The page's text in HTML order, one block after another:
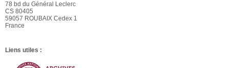
78 bd du Général Leclerc
CS 80405
59057 ROUBAIX Cedex 1
France
Liens utiles :